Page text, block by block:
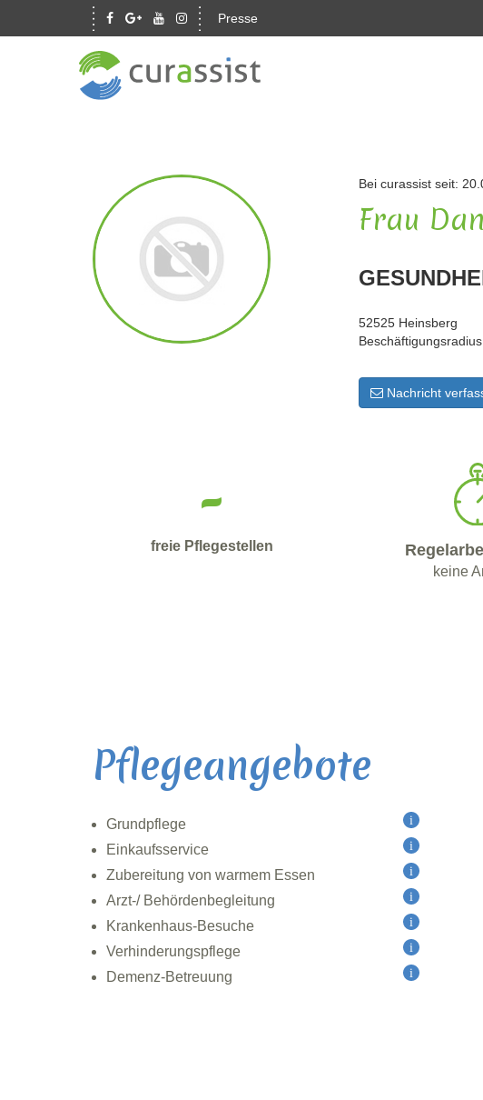
Presse
Bei curassist seit:
Frau
52525 Heinsberg
Nachricht
-
freie Pflegestellen
keine
Pflegeangebote
Grundpflege
Einkaufsservice
Zubereitung von warmem Essen
Arzt-/ Behördenbegleitung
Krankenhaus-Besuche
Verhinderungspflege
Demenz-Betreuung